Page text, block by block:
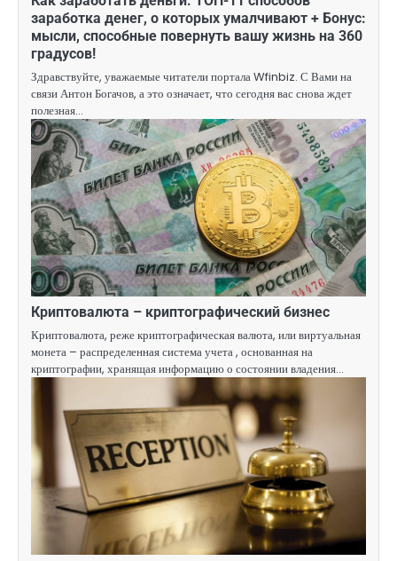
заработка денег, о которых умалчивают + Бонус:
мысли, способные повернуть вашу жизнь на 360
градусов!
Здравствуйте, уважаемые читатели портала Wfinbiz. С Вами на
связи Антон Богачов, а это означает, что сегодня вас снова ждет
полезная…
Криптовалюта – криптографический бизнес
Криптовалюта, реже криптографическая валюта, или виртуальная
монета – распределенная система учета , основанная на
криптографии, хранящая информацию о состоянии владения…